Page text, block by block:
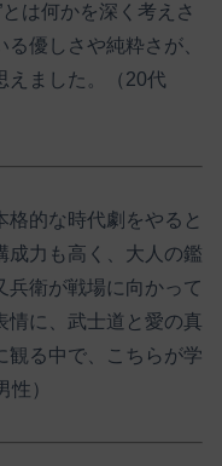
は何かを深く考えさ
優しさや純粋さが、
えました。（20代
的な時代劇をやると
成力も高く、大人の鑑
兵衛が戦場に向かって
情に、武士道と愛の真
観る中で、こちらが学
）